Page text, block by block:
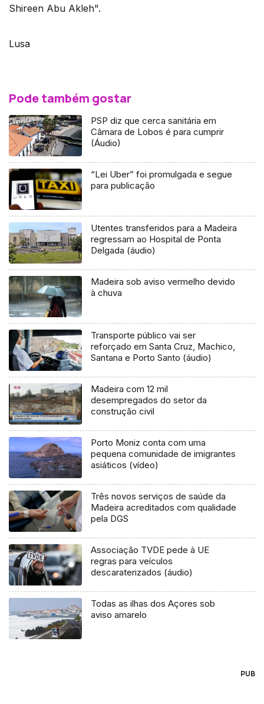
Shireen Abu Akleh".
Lusa
Pode também gostar
PSP diz que cerca sanitária em
Câmara de Lobos é para cumprir
(Áudio)
“Lei Uber” foi promulgada e segue
para publicação
Utentes transferidos para a Madeira
regressam ao Hospital de Ponta
Delgada (áudio)
Madeira sob aviso vermelho devido
à chuva
Transporte público vai ser
reforçado em Santa Cruz, Machico,
Santana e Porto Santo (áudio)
Madeira com 12 mil
desempregados do setor da
construção civil
Porto Moniz conta com uma
pequena comunidade de imigrantes
asiáticos (vídeo)
Três novos serviços de saúde da
Madeira acreditados com qualidade
pela DGS
Associação TVDE pede à UE
regras para veículos
descaraterizados (áudio)
Todas as ilhas dos Açores sob
aviso amarelo
PUB